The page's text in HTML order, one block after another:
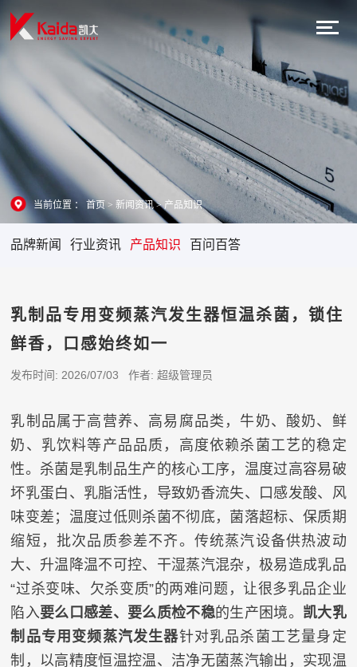
当前位置 ：首页>新闻资讯>产品知识
品牌新闻 行业资讯 产品知识 百问百答
乳制品专用变频蒸汽发生器恒温杀菌，锁住
鲜香，口感始终如一
发布时间: 2026/07/03 作者: 超级管理员
乳制品属于高营养、高易腐品类，牛奶、酸奶、鲜
奶、乳饮料等产品品质，高度依赖杀菌工艺的稳定
性。杀菌是乳制品生产的核心工序，温度过高容易破
坏乳蛋白、乳脂活性，导致奶香流失、口感发酸、风
味变差；温度过低则杀菌不彻底，菌落超标、保质期
缩短，批次品质参差不齐。传统蒸汽设备供热波动
大、升温降温不可控、干湿蒸汽混杂，极易造成乳品
“过杀变味、欠杀变质”的两难问题，让很多乳品企业
陷入要么口感差、要么质检不稳的生产困境。 凯大乳
制品专用变频蒸汽发生器针对乳品杀菌工艺量身定
制，以高精度恒温控温、洁净无菌蒸汽输出，实现温